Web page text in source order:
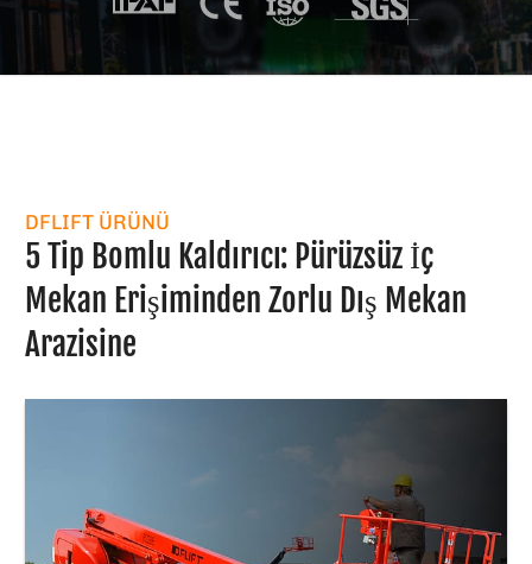
DFLIFT ÜRÜNÜ
5 Tip Bomlu Kaldırıcı: Pürüzsüz İç
Mekan Erişiminden Zorlu Dış Mekan
Arazisine